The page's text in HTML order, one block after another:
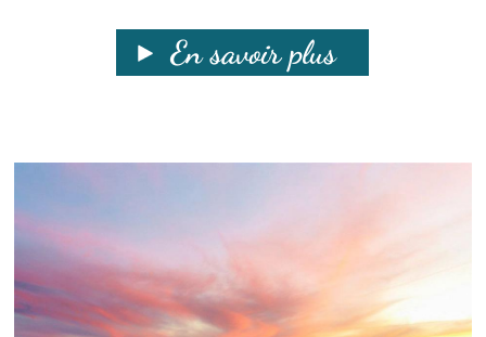
En savoir plus